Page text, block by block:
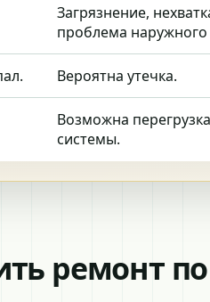
Загрязнение,
проблема наружного
Вероятна утечка.
Возможна
системы.
ремонт